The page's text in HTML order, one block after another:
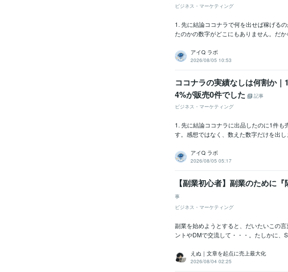
ビジネス・マーケティング
1. 先に結論ココナラで何を出せば稼げる
たのかの数字がどこにもありません。だ
アイQ ラボ
2026/08/05 10:53
ココナラの実績なしは何割か
4%が販売0件でした
記事
ビジネス・マーケティング
1. 先に結論ココナラに出品したのに1件
す。感想ではなく、数えた数字だけを出
アイQ ラボ
2026/08/05 05:17
【副業初心者】副業のために
事
ビジネス・マーケティング
副業を始めようとすると、だいたいこの
ントやDMで交流して・・・。たしかに、
えぬ｜文章を起点に売上最大化
2026/08/04 02:25